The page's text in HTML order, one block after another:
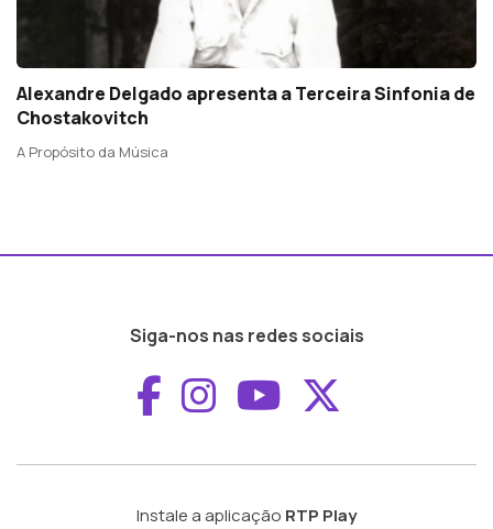
Alexandre Delgado apresenta a Terceira Sinfonia de
Chostakovitch
A Propósito da Música
Siga-nos nas redes sociais
Aceder ao
Aceder ao
Aceder ao
Instale a aplicação RTP Play